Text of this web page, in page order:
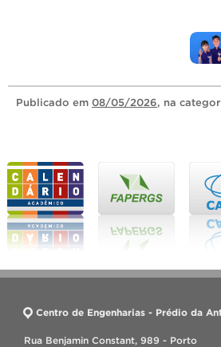
Publicado em 08/05/2026, na
Centro de Engenharias - Prédio da
Rua Benjamin Constant, 989 - Porto